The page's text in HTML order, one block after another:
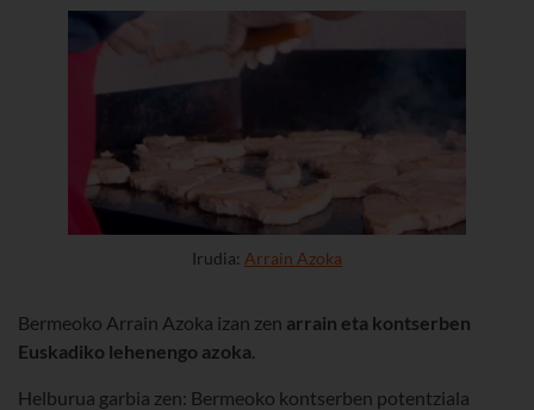
Irudia: Arrain Azoka
Bermeoko Arrain Azoka izan zen arrain eta kontserben
Euskadiko lehenengo azoka.
Helburua garbia zen: Bermeoko kontserben potentziala